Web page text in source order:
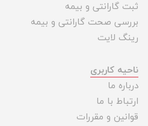
ثبت گارانتی و بیمه
بررسی صحت گارانتی و بیمه
رینگ لایت
ناحیه کاربری
درباره ما
ارتباط با ما
قوانین و مقررات